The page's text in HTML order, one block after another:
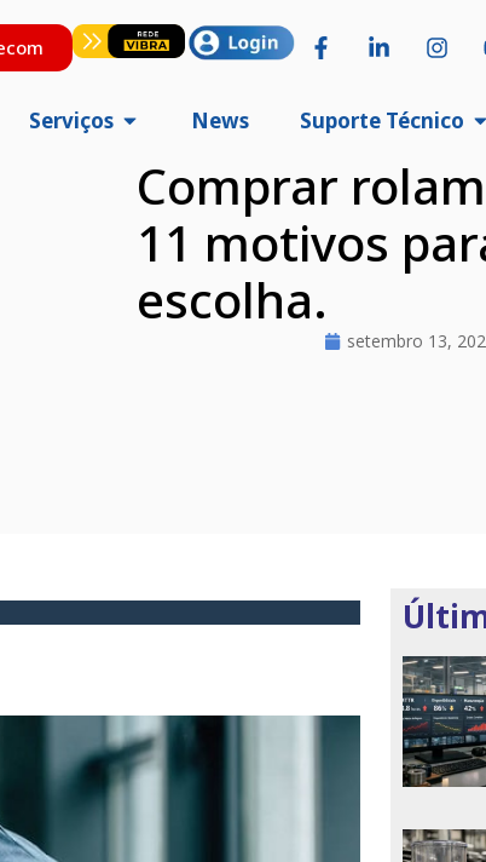
Serviços News Suporte Técnico
Comprar
11 motivos
escolha.
setembro 13,